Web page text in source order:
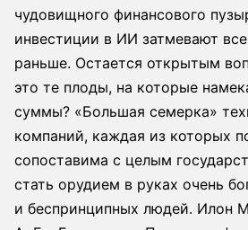
чудовищного финансового
инвестиции в ИИ затмевают
раньше. Остается открытым
это те плоды, на которые
суммы? «Большая семерка»
компаний, каждая из которых
сопоставима с целым
стать орудием в руках очень
и беспринципных людей. Илон